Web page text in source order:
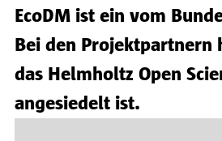
EcoDM ist ein vom
Bei den Projektpartnern
das Helmholtz Open
angesiedelt ist.